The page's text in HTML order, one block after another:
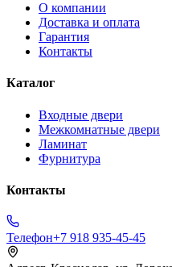
О компании
Доставка и оплата
Гарантия
Контакты
Каталог
Входные двери
Межкомнатные двери
Ламинат
Фурнитура
Контакты
Телефон+7 918 935-45-45